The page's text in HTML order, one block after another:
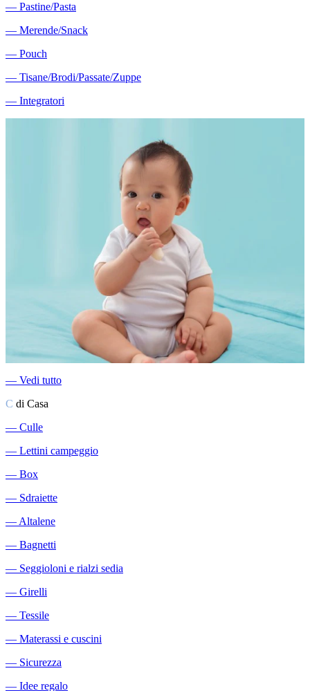
― Pastine/Pasta
― Merende/Snack
― Pouch
― Tisane/Brodi/Passate/Zuppe
― Integratori
― Vedi tutto
C di Casa
― Culle
― Lettini campeggio
― Box
― Sdraiette
―Altalene
― Bagnetti
― Seggioloni e rialzi sedia
― Girelli
― Tessile
― Materassi e cuscini
― Sicurezza
― Idee regalo